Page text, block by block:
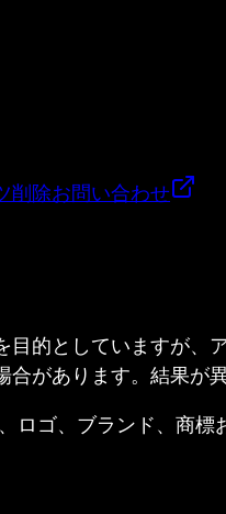
削除お問い合わせ
的としていますが
があります。結果が
ゴ、ブランド、商標